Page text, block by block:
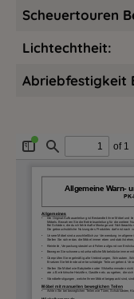
Scheuertouren
Lichtechtheit:
Abriebfestigkeit